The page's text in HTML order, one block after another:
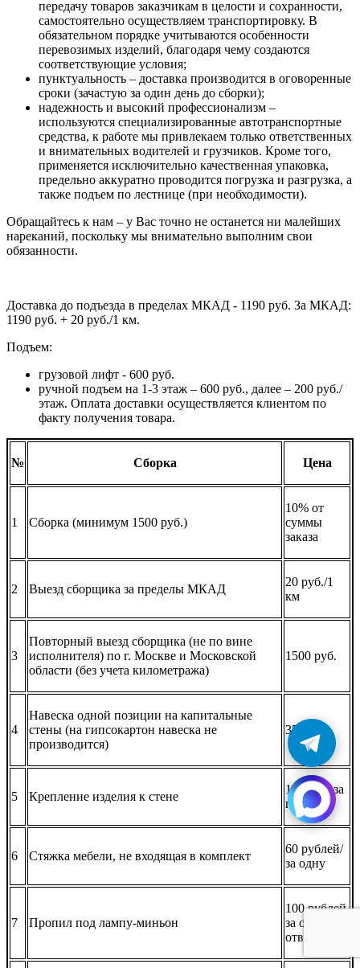
передачу товаров заказчикам в целости и сохранности,
самостоятельно осуществляем транспортировку. В
обязательном порядке учитываются особенности
перевозимых изделий, благодаря чему создаются
соответствующие условия;
пунктуальность – доставка производится в оговоренные
сроки (зачастую за один день до сборки);
надежность и высокий профессионализм –
используются специализированные автотранспортные
средства, к работе мы привлекаем только ответственных
и внимательных водителей и грузчиков. Кроме того,
применяется исключительно качественная упаковка,
предельно аккуратно проводится погрузка и разгрузка, а
также подъем по лестнице (при необходимости).
Обращайтесь к нам – у Вас точно не останется ни малейших
нареканий, поскольку мы внимательно выполним свои
обязанности.
Доставка до подъезда в пределах МКАД - 1190 руб. За МКАД:
1190 руб. + 20 руб./1 км.
Подъем:
грузовой лифт - 600 руб.
ручной подъем на 1-3 этаж – 600 руб., далее – 200 руб./
этаж. Оплата доставки осуществляется клиентом по
факту получения товара.
№ Сборка Цена
1 Сборка (минимум 1500 руб.)
10% от
суммы
заказа
2 Выезд сборщика за пределы МКАД
20 руб./1
км
3
Повторный выезд сборщика (не по вине
исполнителя) по г. Москве и Московской
области (без учета километража)
1500 руб.
4
Навеска одной позиции на капитальные
стены (на гипсокартон навеска не
производится)
350 руб.
5 Крепление изделия к стене
150 руб. за
предмет
6 Стяжка мебели, не входящая в комплект
60 рублей/
за одну
7 Пропил под лампу-миньон
100 рублей
за одно
отверстие